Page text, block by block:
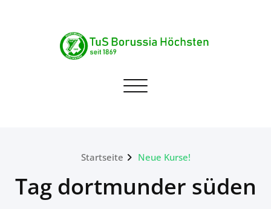
TuS Borussia Höchsten
Navigation umschalten
Startseite Neue Kurse!
Tag dortmunder süden